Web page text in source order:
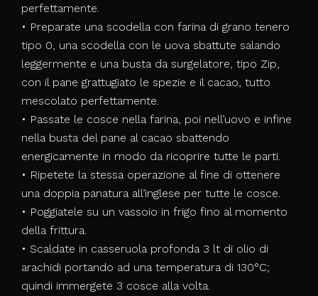
perfettamente.
• Preparate una scodella con farina di grano tenero
tipo 0, una scodella con le uova sbattute salando
leggermente e una busta da surgelatore, tipo Zip,
con il pane grattugiato le spezie e il cacao, tutto
mescolato perfettamente.
• Passate le cosce nella farina, poi nell’uovo e infine
nella busta del pane al cacao sbattendo
energicamente in modo da ricoprire tutte le parti.
• Ripetete la stessa operazione al fine di ottenere
una doppia panatura all’inglese per tutte le cosce.
• Poggiatele su un vassoio in frigo fino al momento
della frittura.
• Scaldate in casseruola profonda 3 lt di olio di
arachidi portando ad una temperatura di 130°C;
quindi immergete 3 cosce alla volta.